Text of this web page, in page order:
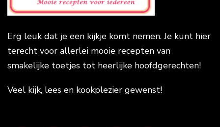
Erg leuk dat je een kijkje komt nemen. Je kunt hier
terecht voor allerlei mooie recepten van
smakelijke toetjes tot heerlijke hoofdgerechten!
Veel kijk, lees en kookplezier gewenst!